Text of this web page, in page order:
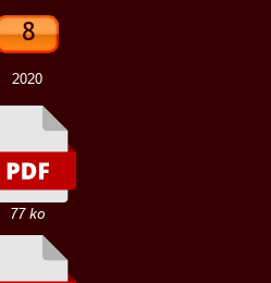
8
km
2020
77 ko